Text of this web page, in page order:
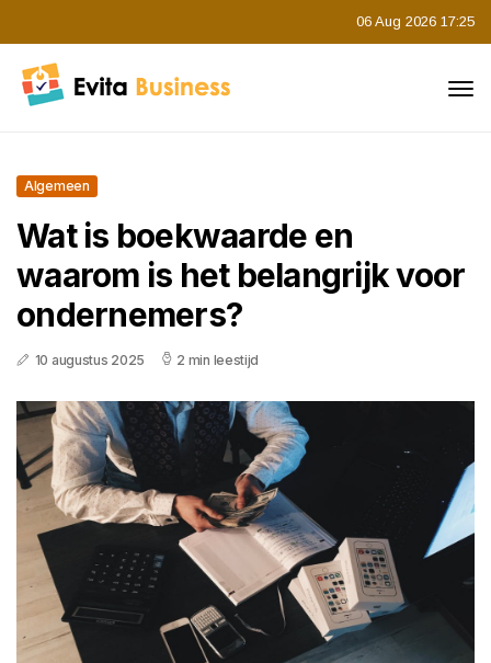
06 Aug 2026 17:25
Algemeen
Wat is boekwaarde en
waarom is het belangrijk voor
ondernemers?
10 augustus 2025 2 min leestijd